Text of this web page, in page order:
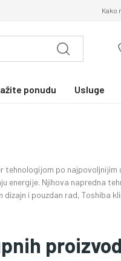
Kako
ponudu Usluge
po najpovoljnijim
energije. Njihova napredna
i pouzdan rad, Toshiba